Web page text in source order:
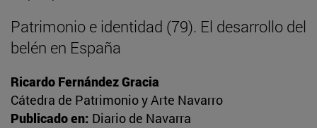
Patrimonio e identidad (79). El desarrollo del
belén en España
Ricardo Fernández Gracia
Cátedra de Patrimonio y Arte Navarro
Publicado en: Diario de Navarra